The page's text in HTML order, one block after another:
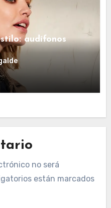
audífonos
no será
están marcados